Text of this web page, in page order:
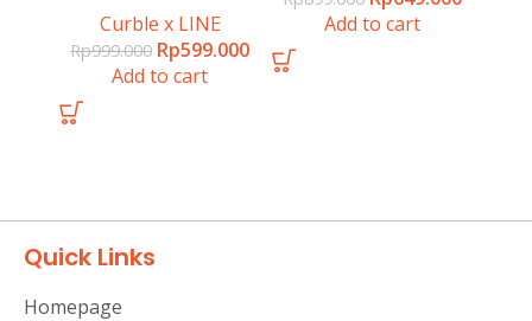
Curble x LINE
Rp999.000 Rp599.000
Add to cart
Add to cart
Quick Links
Homepage